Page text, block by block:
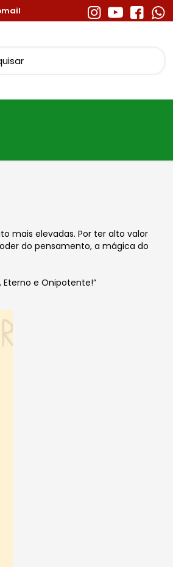
mais elevadas. Por ter alto valor
do pensamento, a mágica do
e Onipotente!”